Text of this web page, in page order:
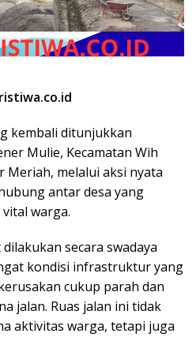
kembali ditunjukkan
Mulie, Kecamatan Wih
Meriah, melalui aksi nyata
antar desa yang
warga.
secara swadaya
kondisi infrastruktur yang
cukup parah dan
jalan. Ruas jalan ini tidak
aktivitas warga, tetapi juga